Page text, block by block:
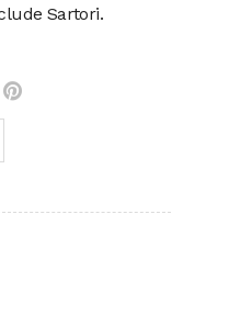
Sartori.